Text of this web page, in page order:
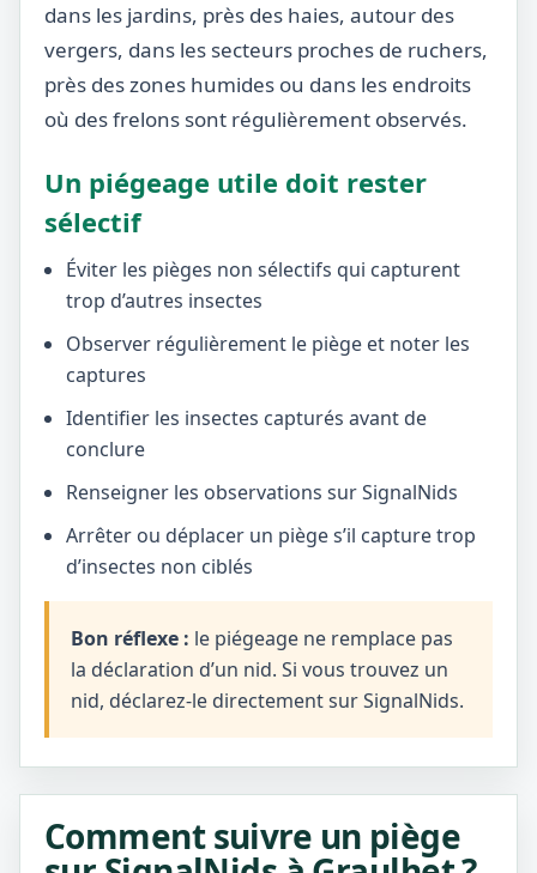
dans les jardins, près des haies, autour des
vergers, dans les secteurs proches de ruchers,
près des zones humides ou dans les endroits
où des frelons sont régulièrement observés.
Un piégeage utile doit rester
sélectif
Éviter les pièges non sélectifs qui capturent
trop d’autres insectes
Observer régulièrement le piège et noter les
captures
Identifier les insectes capturés avant de
conclure
Renseigner les observations sur SignalNids
Arrêter ou déplacer un piège s’il capture trop
d’insectes non ciblés
Bon réflexe : le piégeage ne remplace pas
la déclaration d’un nid. Si vous trouvez un
nid, déclarez-le directement sur SignalNids.
Comment suivre un piège